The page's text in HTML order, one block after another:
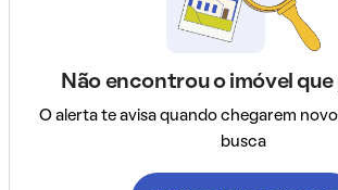
Não encontrou o imóvel
O alerta te avisa quando chegarem
busca